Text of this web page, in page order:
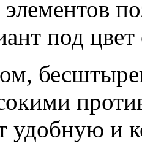
под цвет
удобную и